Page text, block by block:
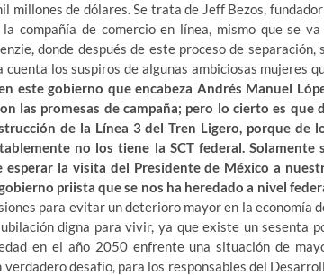
millones de dólares. Se trata de Jeff Bezos,
compañía de comercio en línea, mismo que se va
donde después de este proceso de separación,
los suspiros de algunas ambiciosas mujeres
este gobierno que encabeza Andrés Manuel
las promesas de campaña; pero lo cierto es que
de la Línea 3 del Tren Ligero, porque de
no los tiene la SCT federal. Solamente
la visita del Presidente de México a
priista que se nos ha heredado a nivel
para evitar un deterioro mayor en la economía
digna para vivir, ya que existe un sesenta
en el año 2050 enfrente una situación de
desafío, para los responsables del